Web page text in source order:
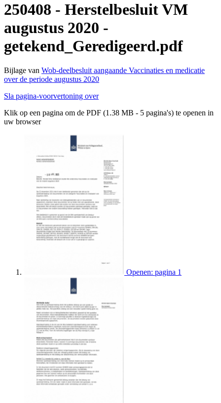
250408 - Herstelbesluit VM
augustus 2020 -
getekend_Geredigeerd.pdf
Bijlage van Wob-deelbesluit aangaande Vaccinaties en medicatie
over de periode augustus 2020
Sla pagina-voorvertoning over
Klik op een pagina om de PDF (1.38 MB - 5 pagina's) te openen in
uw browser
Openen: pagina 1